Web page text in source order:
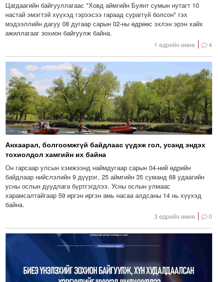
Цагдаагийн байгууллагаас "Ховд аймгийн Буянт сумын нутагт 10
настай эмэгтэй хүүхэд гэрээсээ гараад сураггүй болсон" гэх
мэдээллийн дагуу 08 дугаар сарын 02-ны өдрөөс эхлэн эрэн хайх
ажиллагааг зохион байгуулж байна.
1 өдрийн өмнө 4
Анхаарал, болгоомжгүй байдлаас үүдэж гол, усанд эндэх
тохиолдол хамгийн их байна
Он гарсаар улсын хэмжээнд наймдугаар сарын 04-ний өдрийн
байдлаар нийслэлийн 9 дүүрэг, 25 аймгийн 35 суманд 68 удаагийн
усны ослын дуудлага бүртгэгдлээ. Усны ослын улмаас
харамсалтайгаар 59 иргэн иргэн амь насаа алдсаны 14 нь хүүхэд
байна.
3 өдрийн өмнө 0